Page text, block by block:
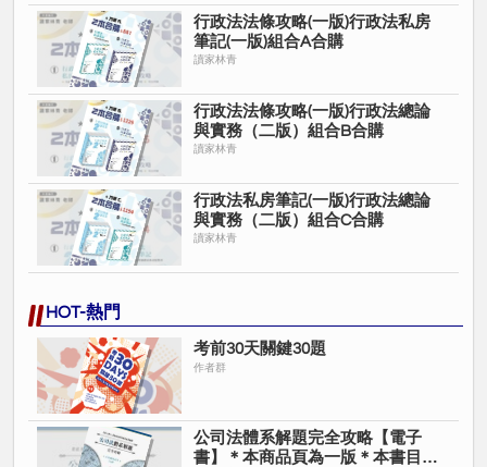
行政法法條攻略(一版)行政法私房
筆記(一版)組合A合購
讀家林青
行政法法條攻略(一版)行政法總論
與實務（二版）組合B合購
讀家林青
行政法私房筆記(一版)行政法總論
與實務（二版）組合C合購
讀家林青
HOT-熱門
考前30天關鍵30題
作者群
公司法體系解題完全攻略【電子
書】＊本商品頁為一版＊本書目前